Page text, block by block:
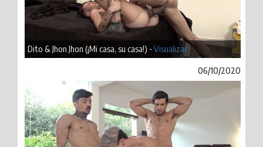
Dito & Jhon Jhon (¡Mi casa, su casa!) -Visualizar
06/10/2020